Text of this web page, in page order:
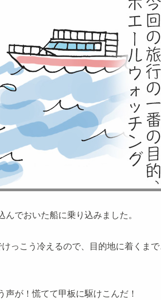
でおいた船に乗り込みました。
っこう冷えるので、目的地に着くま
声が！慌てて甲板に駆けこんだ！